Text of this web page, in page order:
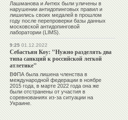
Лашманова и Антюх были уличены в
нарушении антидопинговых правил и
лишились своих медалей в прошлом
году после перепроверки базы данных
московской антидопинговой
лаборатории (LIMS).
9:2501.12.2022
Себастьян Коу: "Нужно разделять два
типа санкций к российской легкой
атлетике"
ВФПА была лишена членства в
международной федерации в ноябре
2015 года, в марте 2022 года она же
были отстранены от участия в
соревнованиях из-за ситуации на
Украине.